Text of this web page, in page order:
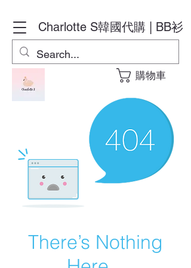
Charlotte S韓國代購 | BB衫
購物車
There’s Nothing